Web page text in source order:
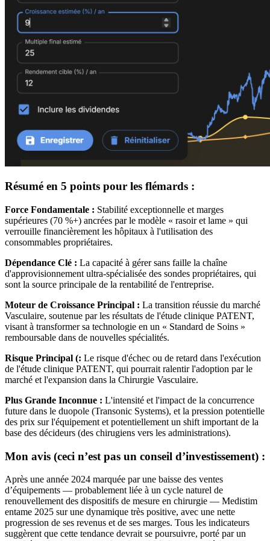
Résumé en 5 points pour les flémards :
Force Fondamentale : Stabilité exceptionnelle et marges
supérieures (70 %+) ancrées par le modèle « rasoir et lame » qui
verrouille financièrement les hôpitaux à l'utilisation des
consommables propriétaires.
Dépendance Clé : La capacité à gérer sans faille la chaîne
d'approvisionnement ultra-spécialisée des sondes propriétaires, qui
sont la source principale de la rentabilité de l'entreprise.
Moteur de Croissance Principal : La transition réussie du marché
Vasculaire, soutenue par les résultats de l'étude clinique PATENT,
visant à transformer sa technologie en un « Standard de Soins »
remboursable dans de nouvelles spécialités.
Risque Principal (: Le risque d'échec ou de retard dans l'exécution
de l'étude clinique PATENT, qui pourrait ralentir l'adoption par le
marché et l'expansion dans la Chirurgie Vasculaire.
Plus Grande Inconnue : L'intensité et l'impact de la concurrence
future dans le duopole (Transonic Systems), et la pression potentielle
des prix sur l'équipement et potentiellement un shift important de la
base des décideurs (des chirugiens vers les administrations).
Mon avis (ceci n’est pas un conseil d’investissement) :
Après une année 2024 marquée par une baisse des ventes
d’équipements — probablement liée à un cycle naturel de
renouvellement des dispositifs de mesure en chirurgie — Medistim
entame 2025 sur une dynamique très positive, avec une nette
progression de ses revenus et de ses marges. Tous les indicateurs
suggèrent que cette tendance devrait se poursuivre, porté par un